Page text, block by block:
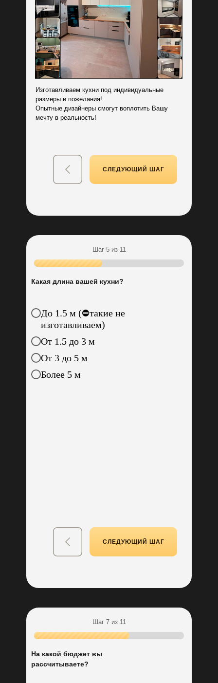
Индивидуальный расчет
стоимости кухни для вас
Гарантированный подарок
+ бронь текущей цены
Бесплатная разработка
СЛЕДУЮЩИЙ ШАГ
Пройдите тест
до конца и получите:
дизайн-проекта кухни
Индивидуальный расчет
Изготавливаем кухни под индивидуальные
размеры и пожелания!
Опытные дизайнеры смогут воплотить Вашу
мечту в реальность!
СЛЕДУЮЩИЙ ШАГ
Какая длина вашей кухни?
Шаг 5 из 11
до конца и получите:
До 1.5 м (⛔такие не
изготавливаем)
От 1.5 до 3 м
От 3 до 5 м
Более 5 м
На какой бюджет вы
рассчитываете?
Шаг 7 из 11